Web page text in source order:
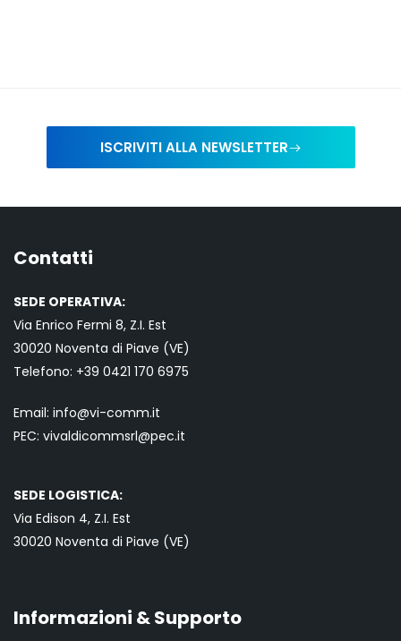
ISCRIVITI ALLA NEWSLETTER
Contatti
SEDE OPERATIVA:
Via Enrico Fermi 8, Z.I. Est
30020 Noventa di Piave (VE)
Telefono: +39 0421 170 6975
Email: info@vi-comm.it
PEC: vivaldicommsrl@pec.it
SEDE LOGISTICA:
Via Edison 4, Z.I. Est
30020 Noventa di Piave (VE)
Informazioni & Supporto